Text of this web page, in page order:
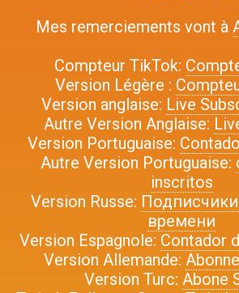
Mes remerciements vont à
Compteur TikTok:
Version Légère :
Version anglaise: Live
Autre Version Anglaise:
Version Portuguaise:
Autre Version Portuguaise:
inscritos
Version Russe:
времени
Version Espagnole: Contador
Version Allemande:
Version Turc: Abone